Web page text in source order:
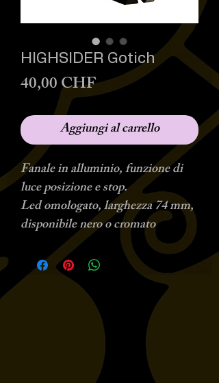
HIGHSIDER Gotich
40,00 CHFPrezzo
Aggiungi al carrello
Fanale in alluminio, funzione di
luce posizione e stop.
Led omologato, larghezza 74 mm,
disponibile nero o cromato